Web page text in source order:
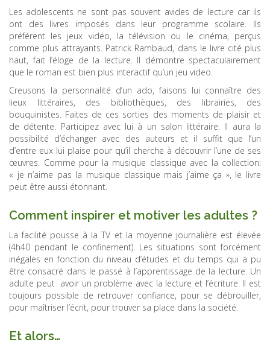
Les adolescents ne sont pas souvent avides de lecture car ils
ont des livres imposés dans leur programme scolaire. Ils
préférent les jeux vidéo, la télévision ou le cinéma, perçus
comme plus attrayants. Patrick Rambaud, dans le livre cité plus
haut, fait l’éloge de la lecture. Il démontre spectaculairement
que le roman est bien plus interactif qu’un jeu video.
Creusons la personnalité d’un ado, faisons lui connaître des
lieux littéraires, des bibliothèques, des librairies, des
bouquinistes. Faites de ces sorties des moments de plaisir et
de détente. Participez avec lui à un salon littéraire. Il aura la
possibilité d’échanger avec des auteurs et il suffit que l’un
d’entre eux lui plaise pour qu’il cherche à découvrir l’une de ses
œuvres. Comme pour la musique classique avec la collection:
« je n’aime pas la musique classique mais j’aime ça », le livre
peut être aussi étonnant.
Comment inspirer et motiver les adultes ?
La facilité pousse à la TV et la moyenne journalière est élevée
(4h40 pendant le confinement). Les situations sont forcément
inégales en fonction du niveau d’études et du temps qui a pu
être consacré dans le passé à l’apprentissage de la lecture. Un
adulte peut avoir un problème avec la lecture et l’écriture. Il est
toujours possible de retrouver confiance, pour se débrouiller,
pour maîtriser l’écrit, pour trouver sa place dans la société.
Et alors…